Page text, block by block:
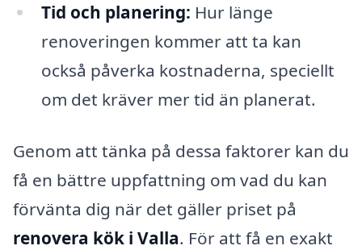
Tid och planering: Hur länge
renoveringen kommer att ta kan
också påverka kostnaderna, speciellt
om det kräver mer tid än planerat.
Genom att tänka på dessa faktorer kan du
få en bättre uppfattning om vad du kan
förvänta dig när det gäller priset på
renovera kök i Valla. För att få en exakt